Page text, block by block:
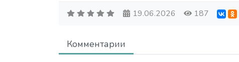
19.06.2026 187
Комментарии